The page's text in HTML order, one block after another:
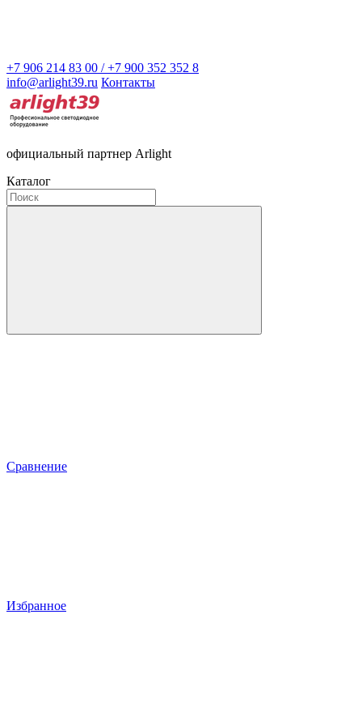
+7 906 214 83 00 / +7 900 352 352 8
info@arlight39.ru Контакты
официальный партнер Arlight
Каталог
Сравнение
Избранное